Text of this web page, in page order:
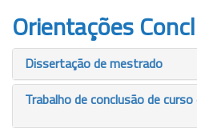
Orientações
Dissertação de mestrado
Trabalho de conclusão de